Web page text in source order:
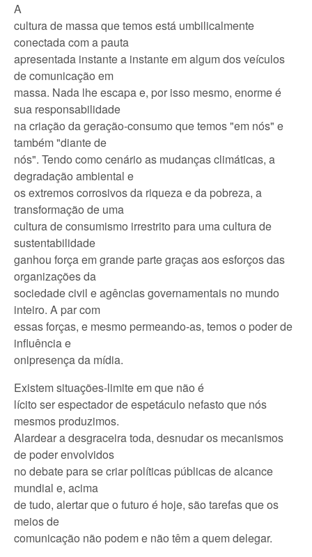
A
cultura de massa que temos está umbilicalmente
conectada com a pauta
apresentada instante a instante em algum dos veículos
de comunicação em
massa. Nada lhe escapa e, por isso mesmo, enorme é
sua responsabilidade
na criação da geração-consumo que temos "em nós" e
também "diante de
nós". Tendo como cenário as mudanças climáticas, a
degradação ambiental e
os extremos corrosivos da riqueza e da pobreza, a
transformação de uma
cultura de consumismo irrestrito para uma cultura de
sustentabilidade
ganhou força em grande parte graças aos esforços das
organizações da
sociedade civil e agências governamentais no mundo
inteiro. A par com
essas forças, e mesmo permeando-as, temos o poder de
influência e
onipresença da mídia.
Existem situações-limite em que não é
lícito ser espectador de espetáculo nefasto que nós
mesmos produzimos.
Alardear a desgraceira toda, desnudar os mecanismos
de poder envolvidos
no debate para se criar políticas públicas de alcance
mundial e, acima
de tudo, alertar que o futuro é hoje, são tarefas que os
meios de
comunicação não podem e não têm a quem delegar.